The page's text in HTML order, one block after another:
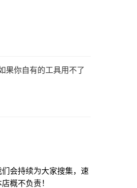
果你自有的工具用不了
们会持续为大家搜集，速
概不负责！